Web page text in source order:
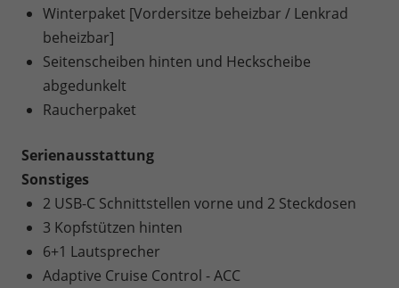
Winterpaket [Vordersitze beheizbar / Lenkrad
beheizbar]
Seitenscheiben hinten und Heckscheibe
abgedunkelt
Raucherpaket
Serienausstattung
Sonstiges
2 USB-C Schnittstellen vorne und 2 Steckdosen
3 Kopfstützen hinten
6+1 Lautsprecher
Adaptive Cruise Control - ACC